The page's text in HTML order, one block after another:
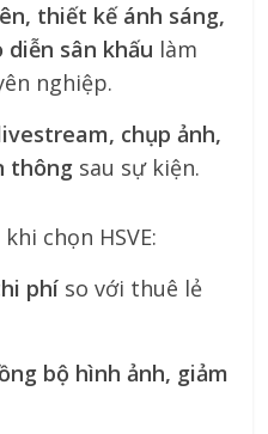
thiết kế ánh sáng,
sân khấu làm
nghiệp.
chụp ảnh,
thông sau sự kiện.
chọn HSVE:
phí so với thuê lẻ
bộ hình ảnh, giảm